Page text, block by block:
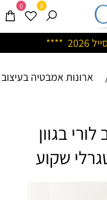
ייל 2026 ****
0 0
ארונות אמבטיה בעיצוב
בגוון
שקוע